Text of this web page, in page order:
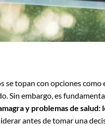
topan con opciones como
Sin embargo, es
y problemas de salud:
antes de tomar una